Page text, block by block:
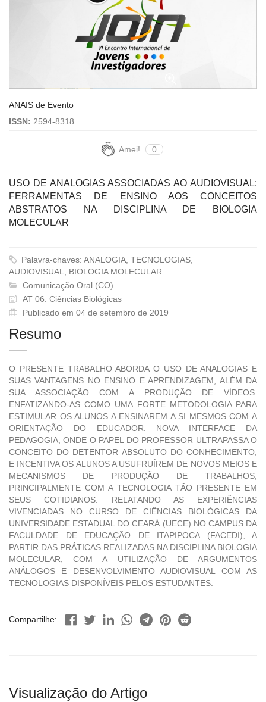
ANAIS de Evento
ISSN: 2594-8318
Amei! 0
USO DE ANALOGIAS ASSOCIADAS AO AUDIOVISUAL:
FERRAMENTAS DE ENSINO AOS CONCEITOS
ABSTRATOS NA DISCIPLINA DE BIOLOGIA
MOLECULAR
Palavra-chaves: ANALOGIA, TECNOLOGIAS,
AUDIOVISUAL, BIOLOGIA MOLECULAR
Comunicação Oral (CO)
AT 06: Ciências Biológicas
Publicado em 04 de setembro de 2019
Resumo
O PRESENTE TRABALHO ABORDA O USO DE ANALOGIAS E
SUAS VANTAGENS NO ENSINO E APRENDIZAGEM, ALÉM DA
SUA ASSOCIAÇÃO COM A PRODUÇÃO DE VÍDEOS.
ENFATIZANDO-AS COMO UMA FORTE METODOLOGIA PARA
ESTIMULAR OS ALUNOS A ENSINAREM A SI MESMOS COM A
ORIENTAÇÃO DO EDUCADOR. NOVA INTERFACE DA
PEDAGOGIA, ONDE O PAPEL DO PROFESSOR ULTRAPASSA O
CONCEITO DO DETENTOR ABSOLUTO DO CONHECIMENTO,
E INCENTIVA OS ALUNOS A USUFRUÍREM DE NOVOS MEIOS E
MECANISMOS DE PRODUÇÃO DE TRABALHOS,
PRINCIPALMENTE COM A TECNOLOGIA TÃO PRESENTE EM
SEUS COTIDIANOS. RELATANDO AS EXPERIÊNCIAS
VIVENCIADAS NO CURSO DE CIÊNCIAS BIOLÓGICAS DA
UNIVERSIDADE ESTADUAL DO CEARÁ (UECE) NO CAMPUS DA
FACULDADE DE EDUCAÇÃO DE ITAPIPOCA (FACEDI), A
PARTIR DAS PRÁTICAS REALIZADAS NA DISCIPLINA BIOLOGIA
MOLECULAR, COM A UTILIZAÇÃO DE ARGUMENTOS
ANÁLOGOS E DESENVOLVIMENTO AUDIOVISUAL COM AS
TECNOLOGIAS DISPONÍVEIS PELOS ESTUDANTES.
Compartilhe:
Visualização do Artigo